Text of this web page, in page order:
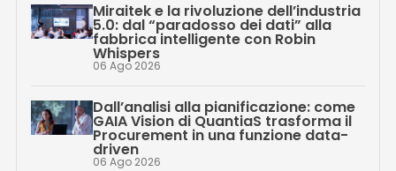
Miraitek e la rivoluzione dell’industria
5.0: dal “paradosso dei dati” alla
fabbrica intelligente con Robin
Whispers
06 Ago 2026
Dall’analisi alla pianificazione: come
GAIA Vision di QuantiaS trasforma il
Procurement in una funzione data-
driven
06 Ago 2026